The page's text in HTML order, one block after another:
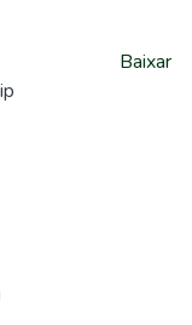
Baixar